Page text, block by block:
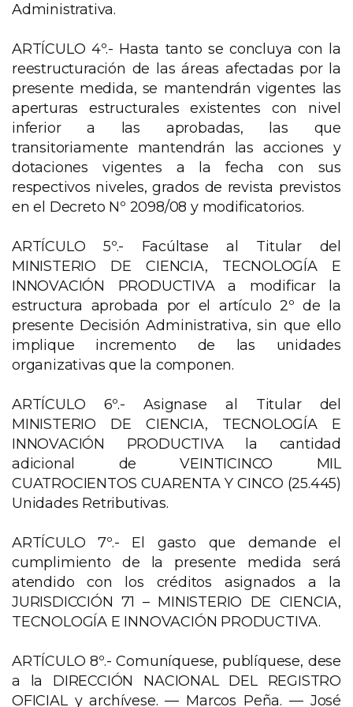
Administrativa.
ARTÍCULO 4º.- Hasta tanto se concluya con la
reestructuración de las áreas afectadas por la
presente medida, se mantendrán vigentes las
aperturas estructurales existentes con nivel
inferior a las aprobadas, las que
transitoriamente mantendrán las acciones y
dotaciones vigentes a la fecha con sus
respectivos niveles, grados de revista previstos
en el Decreto Nº 2098/08 y modificatorios.
ARTÍCULO 5º.- Facúltase al Titular del
MINISTERIO DE CIENCIA, TECNOLOGÍA E
INNOVACIÓN PRODUCTIVA a modificar la
estructura aprobada por el artículo 2º de la
presente Decisión Administrativa, sin que ello
implique incremento de las unidades
organizativas que la componen.
ARTÍCULO 6º.- Asignase al Titular del
MINISTERIO DE CIENCIA, TECNOLOGÍA E
INNOVACIÓN PRODUCTIVA la cantidad
adicional de VEINTICINCO MIL
CUATROCIENTOS CUARENTA Y CINCO (25.445)
Unidades Retributivas.
ARTÍCULO 7º.- El gasto que demande el
cumplimiento de la presente medida será
atendido con los créditos asignados a la
JURISDICCIÓN 71 – MINISTERIO DE CIENCIA,
TECNOLOGÍA E INNOVACIÓN PRODUCTIVA.
ARTÍCULO 8º.- Comuníquese, publíquese, dese
a la DIRECCIÓN NACIONAL DEL REGISTRO
OFICIAL y archívese. — Marcos Peña. — José